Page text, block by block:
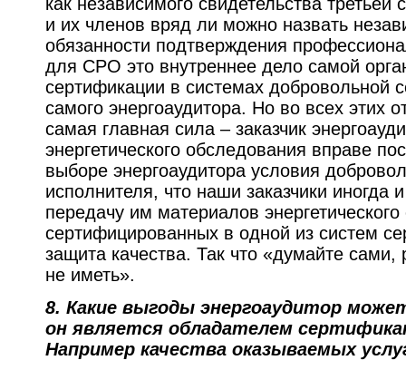
и их членов вряд ли можно назвать
обязанности подтверждения
для СРО это внутреннее дело самой
сертификации в системах добровольной
самого энергоаудитора. Но во всех этих
самая главная сила – заказчик
энергетического обследования вправе
выборе энергоаудитора условия
исполнителя, что наши заказчики иногда
передачу им материалов
сертифицированных в одной из систем
защита качества. Так что «думайте
не иметь».
8. Какие выгоды энергоаудитор
он является обладателем
Например качества оказываемых